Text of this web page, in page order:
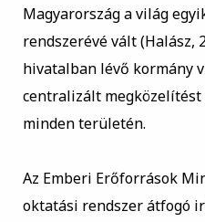
Magyarország a világ
rendszerévé vált (Halász,
hivatalban lévő kormány
centralizált
minden területén.
Az Emberi Erőforrások
oktatási rendszer átfogó